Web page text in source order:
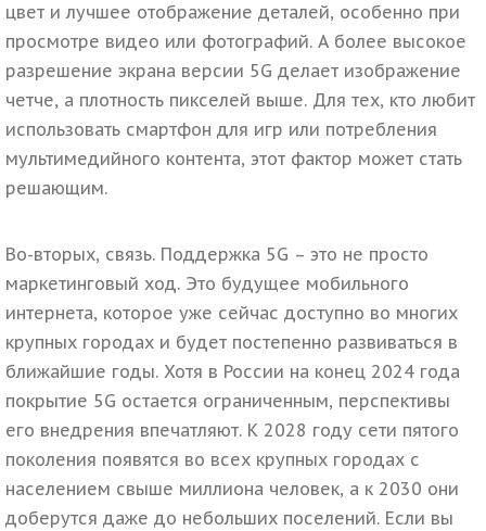
цвет и лучшее отображение деталей, особенно при
просмотре видео или фотографий. А более высокое
разрешение экрана версии 5G делает изображение
четче, а плотность пикселей выше. Для тех, кто любит
использовать смартфон для игр или потребления
мультимедийного контента, этот фактор может стать
решающим.
Во-вторых, связь. Поддержка 5G – это не просто
маркетинговый ход. Это будущее мобильного
интернета, которое уже сейчас доступно во многих
крупных городах и будет постепенно развиваться в
ближайшие годы. Хотя в России на конец 2024 года
покрытие 5G остается ограниченным, перспективы
его внедрения впечатляют. К 2028 году сети пятого
поколения появятся во всех крупных городах с
населением свыше миллиона человек, а к 2030 они
доберутся даже до небольших поселений. Если вы